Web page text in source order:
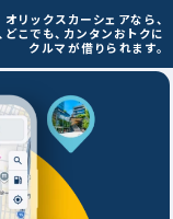
オリックスカーシェアなら、
こでも、 カンタンおトクに
クルマが借りられます。